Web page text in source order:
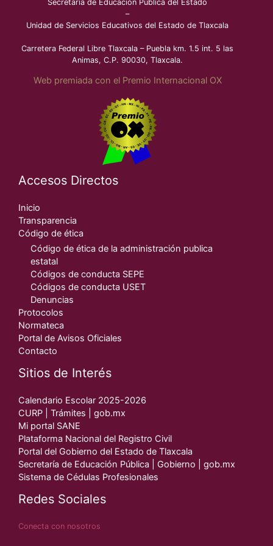
Secretaría de Educación Pública del Estado
–
Unidad de Servicios Educativos del Estado de Tlaxcala
Carretera Federal Libre Tlaxcala – Puebla km. 1.5 int. 5 las
Animas, C.P. 90030, Tlaxcala.
Web premiada con el Premio Internacional OX
Accesos Directos
Inicio
Transparencia
Código de ética
Código de ética de la administración publica
estatal
Códigos de conducta SEPE
Códigos de conducta USET
Denuncias
Protocolos
Normateca
Portal de Avisos Oficiales
Contacto
Sitios de Interés
Calendario Escolar 2025-2026
CURP | Trámites | gob.mx
Mi portal SANE
Plataforma Nacional del Registro Civil
Portal del Gobierno del Estado de Tlaxcala
Secretaría de Educación Pública | Gobierno | gob.mx
Sistema de Cédulas Profesionales
Redes Sociales
Conecta con nosotros